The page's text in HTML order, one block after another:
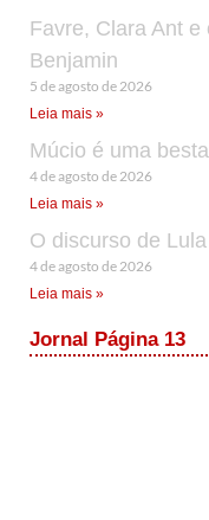
Favre, Clara Ant e
Benjamin
5 de agosto de 2026
Leia mais »
Múcio é uma
4 de agosto de 2026
Leia mais »
O discurso de
4 de agosto de 2026
Leia mais »
Jornal Página 13